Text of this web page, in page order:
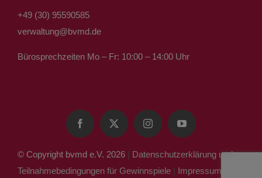
+49 (30) 95590585
verwaltung@bvmd.de
Bürosprechzeiten Mo – Fr: 10:00 – 14:00 Uhr
© Copyright bvmd e.V. 2026 | Datenschutzerklärung und
Teilnahmebedingungen für Gewinnspiele| Impressum